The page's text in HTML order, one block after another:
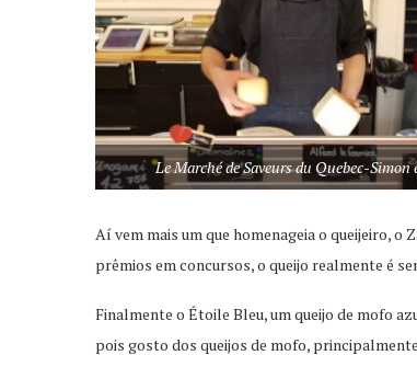
Le Marché de Saveurs du Quebec-Simon
Aí vem mais um que homenageia o queijeiro,
prêmios em concursos, o queijo realmente é
Finalmente o Étoile Bleu, um queijo de mofo
pois gosto dos queijos de mofo,